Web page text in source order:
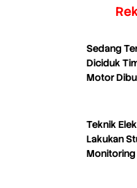
Sedang
Diciduk
Motor
Teknik
Lakukan
Monitoring